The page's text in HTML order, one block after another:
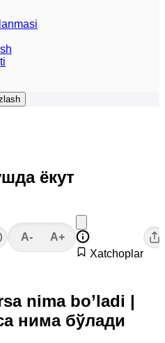
ёкут
A-
A+
Xatchoplar
nima bo’ladi |
нима бўлади